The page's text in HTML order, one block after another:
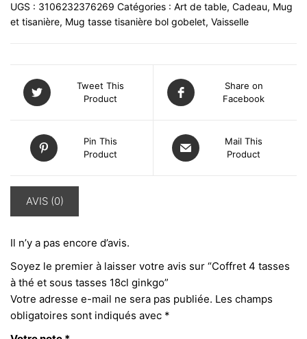
UGS : 3106232376269 Catégories : Art de table, Cadeau, Mug
et tisanière, Mug tasse tisanière bol gobelet, Vaisselle
Tweet This
Product
Share on
Facebook
Pin This
Product
Mail This
Product
AVIS (0)
Il n’y a pas encore d’avis.
Soyez le premier à laisser votre avis sur “Coffret 4 tasses
à thé et sous tasses 18cl ginkgo”
Votre adresse e-mail ne sera pas publiée. Les champs
obligatoires sont indiqués avec *